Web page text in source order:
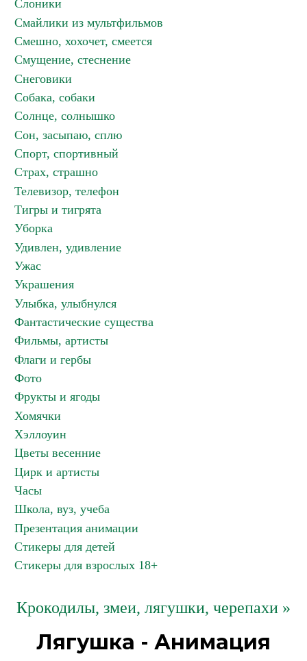
Слоники
Смайлики из мультфильмов
Смешно, хохочет, смеется
Смущение, стеснение
Снеговики
Собака, собаки
Солнце, солнышко
Сон, засыпаю, сплю
Спорт, спортивный
Страх, страшно
Телевизор, телефон
Тигры и тигрята
Уборка
Удивлен, удивление
Ужас
Украшения
Улыбка, улыбнулся
Фантастические существа
Фильмы, артисты
Флаги и гербы
Фото
Фрукты и ягоды
Хомячки
Хэллоуин
Цветы весенние
Цирк и артисты
Часы
Школа, вуз, учеба
Презентация анимации
Стикеры для детей
Стикеры для взрослых 18+
Крокодилы, змеи, лягушки, черепахи »
Лягушка - Анимация